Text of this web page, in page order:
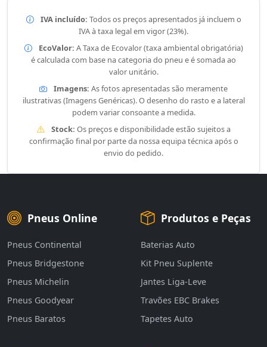
IVA incluído: Todos os preços apresentados já incluem o
IVA à taxa legal em vigor (23%).
EcoValor: A Taxa de Ecovalor (taxa ambiental obrigatória)
é calculada com base na categoria do pneu e é somada ao
valor unitário.
Imagens: As fotos apresentadas são meramente
ilustrativas (Imagens Genéricas). O desenho do rasto e a lateral
podem variar consoante a medida.
Stock: Os preços e disponibilidade estão sujeitos a
confirmação final por parte da nossa equipa técnica após o
envio do pedido.
Pneus Online
Pneus Continental
Pneus Bridgestone
Pneus Michelin
Pneus Goodyear
Pneus Baratos
Produtos e Peças
Baterias Auto
Kit Pneu Suplente
Jantes Liga-Leve
Travões EBC Brakes
Tapetes Auto